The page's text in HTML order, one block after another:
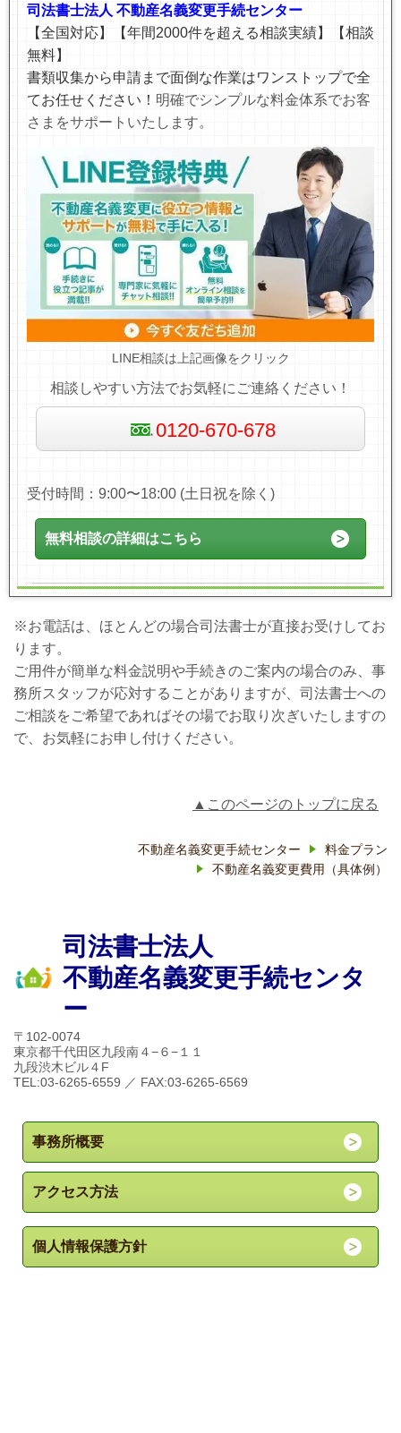
司法書士法人 不動産名義変更手続センター
【全国対応】【年間2000件を超える相談実績】【相談
無料】
書類収集から申請まで面倒な作業はワンストップで全
てお任せください！ 明確でシンプルな料金体系でお客
さまをサポートいたします。
LINE相談は上記画像をクリック
相談しやすい方法でお気軽にご連絡ください！
0120-670-678
受付時間：9:00〜18:00 (土日祝を除く)
無料相談の詳細はこちら
※お電話は、ほとんどの場合司法書士が直接お受けしてお
ります。
ご用件が簡単な料金説明や手続きのご案内の場合のみ、事
務所スタッフが応対することがありますが、司法書士への
ご相談をご希望であればその場でお取り次ぎいたしますの
で、お気軽にお申し付けください。
▲このページのトップに戻る
不動産名義変更手続センター
料金プラン
不動産名義変更費用（具体例）
司法書士法人
不動産名義変更手続センタ
ー
〒102-0074
東京都千代田区九段南４−６−１１
九段渋木ビル４F
TEL:03-6265-6559 ／ FAX:03-6265-6569
事務所概要
アクセス方法
個人情報保護方針